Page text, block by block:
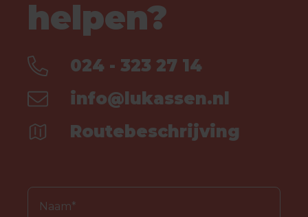
helpen?
024 - 323 27 14
info@lukassen.nl
Routebeschrijving